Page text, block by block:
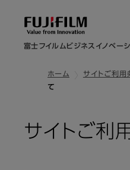
富士フイルムビジネスイノベーシ
ホーム サイトご利用
て
サイトご利